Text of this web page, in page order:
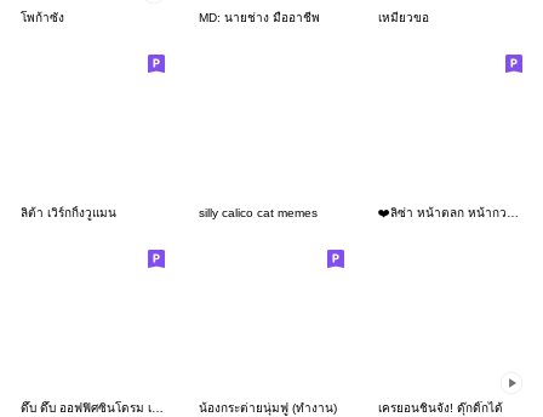
โพก้าซัง MD: นายช่าง มืออาชีพ เหมียวขอ
ลิต้า เวิร์กกิ้งวูแมน silly calico cat memes
ดึ๊บ ดึ๊บ ออฟฟิศซินโดรม เก้า น้องกระต่ายนุ่มฟู (ทำงาน) เครยอนชินจัง! ดุ๊กดิ๊กได้